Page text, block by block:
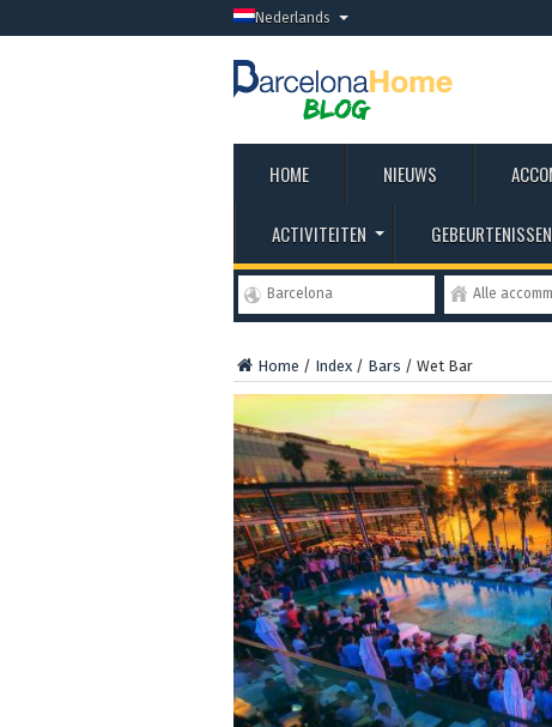
Nederlands
HOME NIEUWS
ACTIVITEITEN GEBEURTENISSEN
Barcelona Alle
Home / Index/ Bars / Wet Bar